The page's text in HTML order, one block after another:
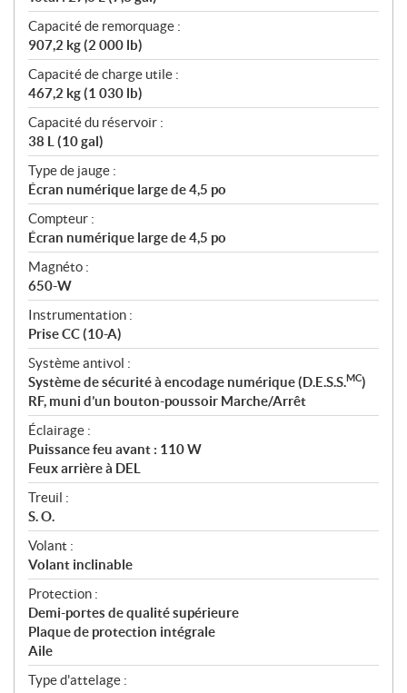
Capacité de remorquage :
907,2 kg (2 000 lb)
Capacité de charge utile :
467,2 kg (1 030 lb)
Capacité du réservoir :
38 L (10 gal)
Type de jauge :
Écran numérique large de 4,5 po
Compteur :
Écran numérique large de 4,5 po
Magnéto :
650-W
Instrumentation :
Prise CC (10-A)
Système antivol :
Système de sécurité à encodage numérique (D.E.S.S.MC)
RF, muni d’un bouton-poussoir Marche/Arrêt
Éclairage :
Puissance feu avant : 110 W
Feux arrière à DEL
Treuil :
S. O.
Volant :
Volant inclinable
Protection :
Demi-portes de qualité supérieure
Plaque de protection intégrale
Aile
Type d'attelage :